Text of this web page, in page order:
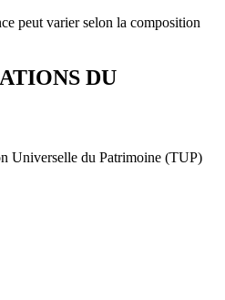
peut varier selon la composition
DU
Universelle du Patrimoine (TUP)